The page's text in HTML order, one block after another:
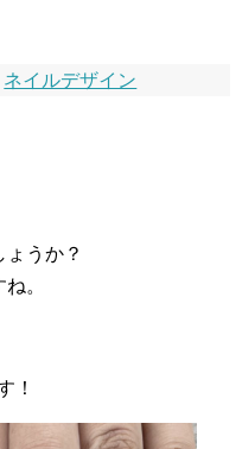
ネイルデザイン
うか？
。
！